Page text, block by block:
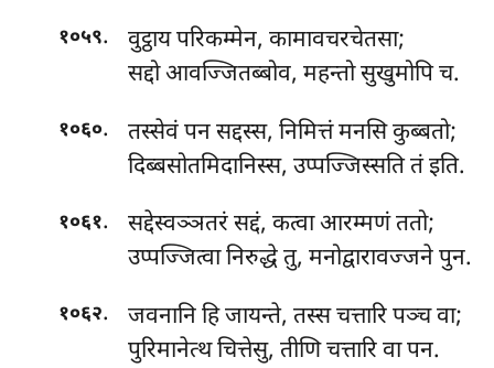
१०५९.
वुट्ठाय परिकम्मेन, कामावचरचेतसा;
सद्दो आवज्जितब्बोव, महन्तो सुखुमोपि च.
१०६०.
तस्सेवं पन सद्दस्स, निमित्तं मनसि कुब्बतो;
दिब्बसोतमिदानिस्स, उप्पज्जिस्सति तं इति.
१०६१.
सद्देस्वञ्ञतरं सद्दं, कत्वा आरम्मणं ततो;
उप्पज्जित्वा निरुद्धे तु, मनोद्वारावज्जने पुन.
१०६२.
जवनानि हि जायन्ते, तस्स चत्तारि पञ्च वा;
पुरिमानेत्थ चित्तेसु, तीणि चत्तारि वा पन.